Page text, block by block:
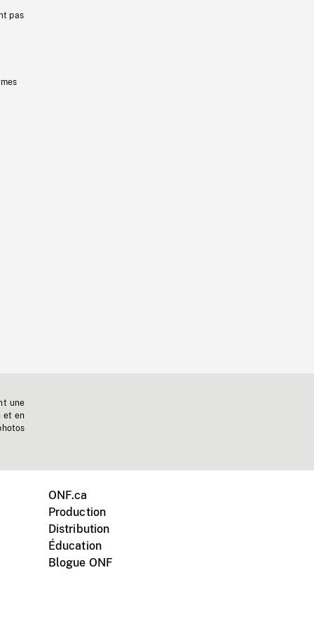
pas
une
et en
ONF.ca
Production
Distribution
Éducation
Blogue ONF